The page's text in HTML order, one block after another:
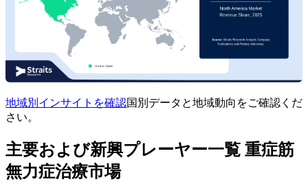
地域別インサイトを確認国別データと地域動向をご確認くだ
さい。
主要および新興プレーヤー一覧 重症筋
無力症治療市場